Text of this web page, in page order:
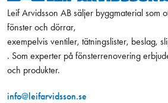
Leif Arvidsson AB säljer byggmaterial som
fönster och dörrar,
exempelvis ventiler, tätningslister, beslag,
. Som experter på fönsterrenovering
och produkter.
info@leifarvidsson.se